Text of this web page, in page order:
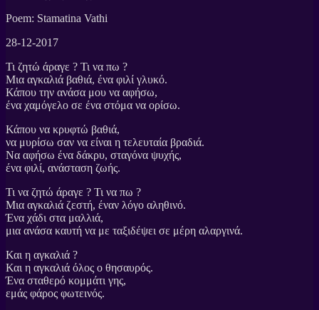
Poem: Stamatina Vathi
28-12-2017
Τι ζητώ άραγε ? Τι να πω ?
Μια αγκαλιά βαθιά, ένα φιλί γλυκό.
Κάπου την ανάσα μου να αφήσω,
ένα χαμόγελο σε ένα στόμα να ορίσω.
Κάπου να κρυφτώ βαθιά,
να μυρίσω σαν να είναι η τελευταία βραδιά.
Να αφήσω ένα δάκρυ, σταγόνα ψυχής,
ένα φιλί, ανάσταση ζωής.
Τι να ζητώ άραγε ? Τι να πω ?
Μια αγκαλιά ζεστή, έναν λόγο αληθινό.
Ένα χάδι στα μαλλιά,
μια ανάσα καυτή να με ταξιδέψει σε μέρη αλαργινά.
Και η αγκαλιά ?
Και η αγκαλιά όλος ο θησαυρός.
Ένα σταθερό κομμάτι γης,
εμάς φάρος φωτεινός.